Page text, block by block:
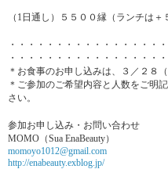
（1日通し）５５００縁（ランチは＋
・・・・・・・・・・・・・・・・
・・・・・・・・・・・・・・・・・
＊お食事のお申し込みは、３／２８
＊ご参加のご希望内容と人数をご明記
さい。
参加お申し込み・お問い合わせ
MOMO（Sua EnaBeauty）
momoyo1012@gmail.com
http://enabeauty.exblog.jp/